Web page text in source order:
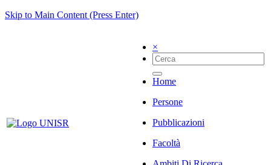
Skip to Main Content (Press Enter)
×
Home
Persone
Pubblicazioni
Facoltà